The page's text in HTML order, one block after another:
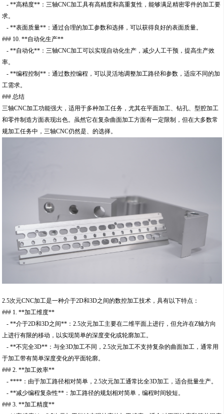
- **高精度**：三轴CNC加工具有高精度和高重复性，能够满足精密零件的加工要
求。
- **表面质量**：通过合理的加工参数和选择，可以获得良好的表面质量。
### 10. **自动化生产**
- **自动化**：三轴CNC加工可以实现自动化生产，减少人工干预，提高生产效
率。
- **编程控制**：通过数控编程，可以灵活地调整加工路径和参数，适应不同的加
工需求。
### 总结
三轴CNC加工功能强大，适用于多种加工任务，尤其在平面加工、钻孔、型腔加工
和零件制造方面表现出色。虽然它在复杂曲面加工方面有一定限制，但在大多数常
规加工任务中，三轴CNC仍然是、的选择。
2.5次元CNC加工是一种介于2D和3D之间的数控加工技术，具有以下特点：
### 1. **加工维度**
- **介于2D和3D之间**：2.5次元加工主要在二维平面上进行，但允许在Z轴方向
上进行有限的移动，以实现简单的深度变化或轮廓加工。
- **不完全3D**：与全3D加工不同，2.5次元加工不支持复杂的曲面加工，通常用
于加工带有简单深度变化的平面轮廓。
### 2. **加工效率**
- ****：由于加工路径相对简单，2.5次元加工通常比全3D加工，适合批量生产。
- **减少编程复杂性**：加工路径的规划相对简单，编程时间较短。
### 3. **加工精度**